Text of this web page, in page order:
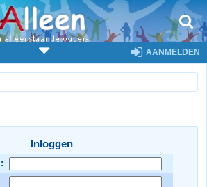
AANMELDEN
Inloggen